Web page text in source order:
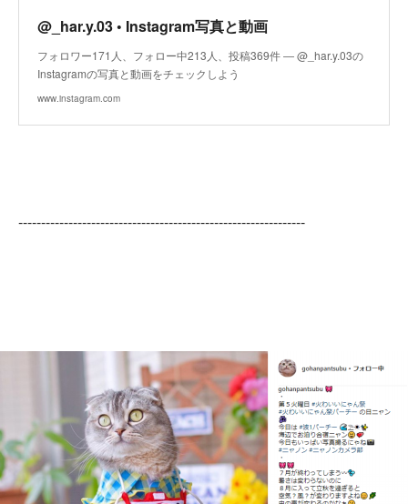
@_har.y.03 • Instagram写真と動画
フォロワー171人、フォロー中213人、投稿369件 ― @_har.y.03の
Instagramの写真と動画をチェックしよう
www.instagram.com
---------------------------------------------------------------